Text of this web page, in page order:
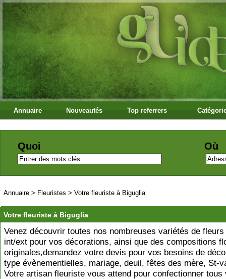
Annuaire Nouveautés Top referrers
Quoi Où
Annuaire > Fleuristes > Votre fleuriste à Biguglia
Votre fleuriste à Biguglia
Venez découvrir toutes nos nombreuses variétés de
int/ext pour vos décorations, ainsi que des compositions
originales,demandez votre devis pour vos besoins de
type évènementielles, mariage, deuil, fêtes des mère, St-
Votre artisan fleuriste vous attend pour confectionner tous